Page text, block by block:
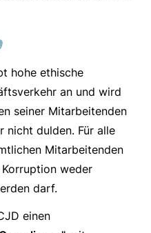
hohe ethische
an und wird
seiner Mitarbeitenden
nicht dulden. Für alle
Mitarbeitenden
weder
darf.
einen